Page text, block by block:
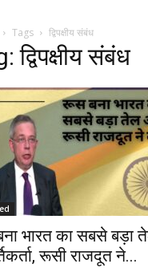
Tags द्विपक्षीय संबंध
द्विपक्षीय संबंध
भारत का सबसे बड़ा
रूसी राजदूत ने...